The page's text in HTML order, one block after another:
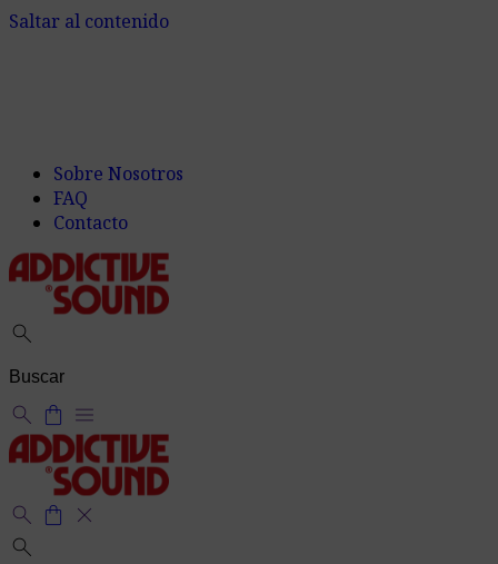
Saltar al contenido
Sobre Nosotros
FAQ
Contacto
search
search shopping_bag menu
search shopping_bag close
search